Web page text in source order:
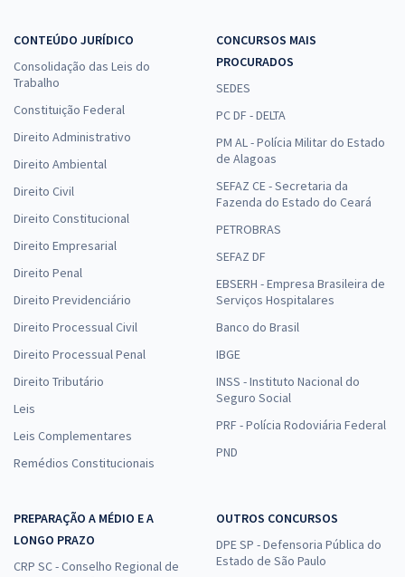
CONTEÚDO JURÍDICO
Consolidação das Leis do
Trabalho
Constituição Federal
Direito Administrativo
Direito Ambiental
Direito Civil
Direito Constitucional
Direito Empresarial
Direito Penal
Direito Previdenciário
Direito Processual Civil
Direito Processual Penal
Direito Tributário
Leis
Leis Complementares
Remédios Constitucionais
CONCURSOS MAIS
PROCURADOS
SEDES
PC DF - DELTA
PM AL - Polícia Militar do Estado
de Alagoas
SEFAZ CE - Secretaria da
Fazenda do Estado do Ceará
PETROBRAS
SEFAZ DF
EBSERH - Empresa Brasileira de
Serviços Hospitalares
Banco do Brasil
IBGE
INSS - Instituto Nacional do
Seguro Social
PRF - Polícia Rodoviária Federal
PND
PREPARAÇÃO A MÉDIO E A
LONGO PRAZO
CRP SC - Conselho Regional de
OUTROS CONCURSOS
DPE SP - Defensoria Pública do
Estado de São Paulo